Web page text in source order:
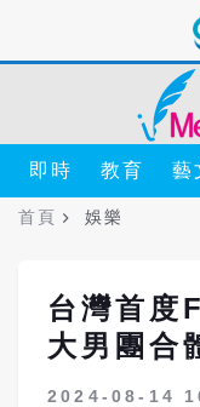
即時 教育 藝
首頁 娛樂
台灣首度
大男團合
2024-08-14